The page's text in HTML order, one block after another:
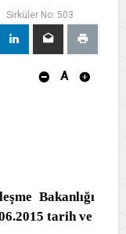
Sirküler No: 503
A
Bakanlığı
tarih ve